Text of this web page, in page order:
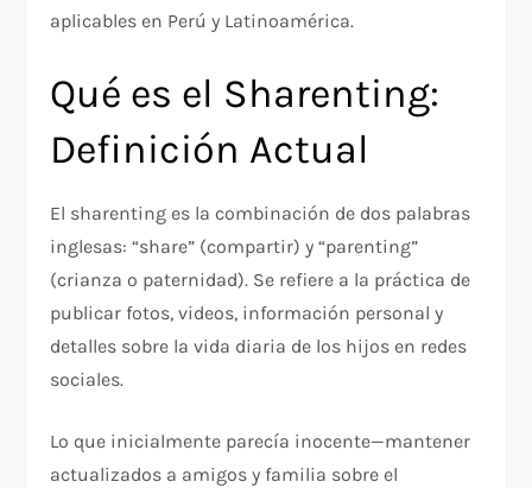
aplicables en Perú y Latinoamérica.
Qué es el Sharenting:
Definición Actual
El sharenting es la combinación de dos palabras
inglesas: “share” (compartir) y “parenting”
(crianza o paternidad). Se refiere a la práctica de
publicar fotos, videos, información personal y
detalles sobre la vida diaria de los hijos en redes
sociales.​
Lo que inicialmente parecía inocente—mantener
actualizados a amigos y familia sobre el